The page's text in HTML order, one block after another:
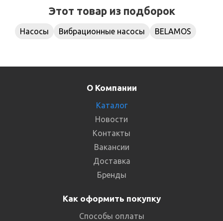
Этот товар из подборок
Насосы Вибрационные насосы BELAMOS
О Компании
Каталог
Новости
Контакты
Вакансии
Доставка
Бренды
Как оформить покупку
Способы оплаты